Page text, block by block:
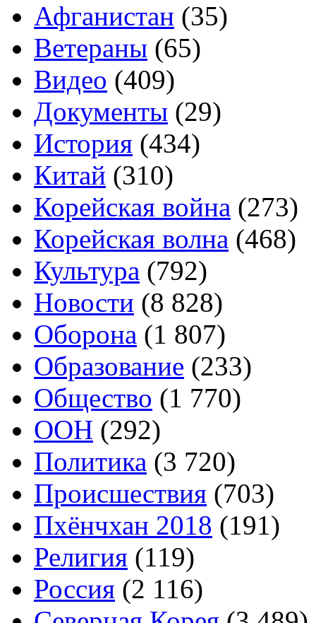
Афганистан (35)
Ветераны (65)
Видео (409)
Документы (29)
История (434)
Китай (310)
Корейская война (273)
Корейская волна (468)
Культура (792)
Новости (8 828)
Оборона (1 807)
Образование (233)
Общество (1 770)
ООН (292)
Политика (3 720)
Происшествия (703)
Пхёнчхан 2018 (191)
Религия (119)
Россия (2 116)